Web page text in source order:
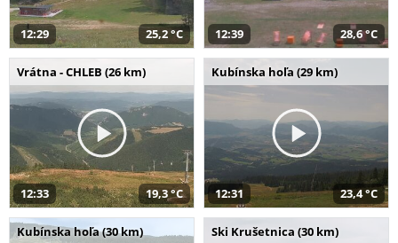
12:29 25,2 °C 12:39 28,6 °C
Vrátna - CHLEB (26 km)
12:33 19,3 °C
Kubínska hoľa (29 km)
12:31 23,4 °C
Kubínska hoľa (30 km) Ski Krušetnica (30 km)